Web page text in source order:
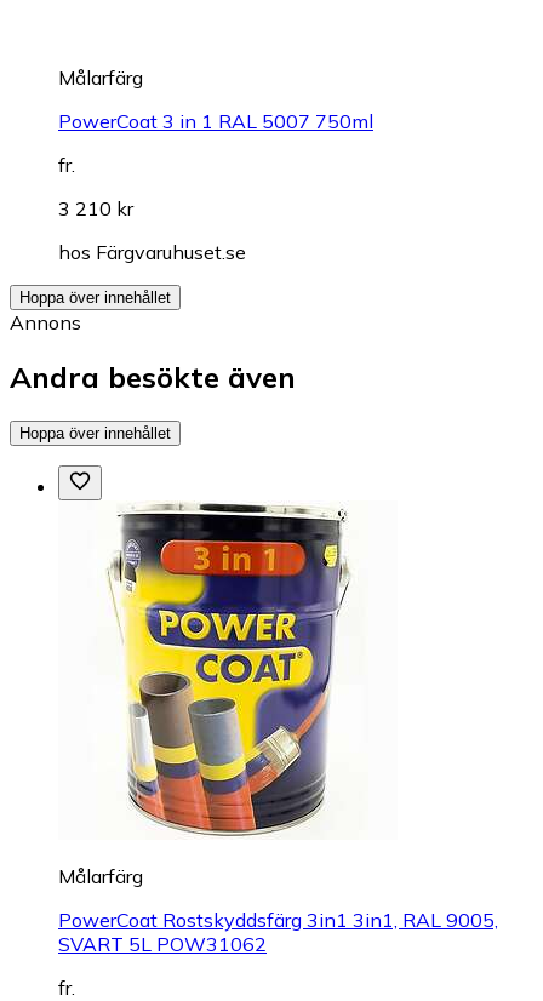
Målarfärg
PowerCoat 3 in 1 RAL 5007 750ml
fr.
3 210 kr
hos Färgvaruhuset.se
Hoppa över innehållet
Annons
Andra besökte även
Hoppa över innehållet
Målarfärg
PowerCoat Rostskyddsfärg 3in1 3in1, RAL 9005,
SVART 5L POW31062
fr.